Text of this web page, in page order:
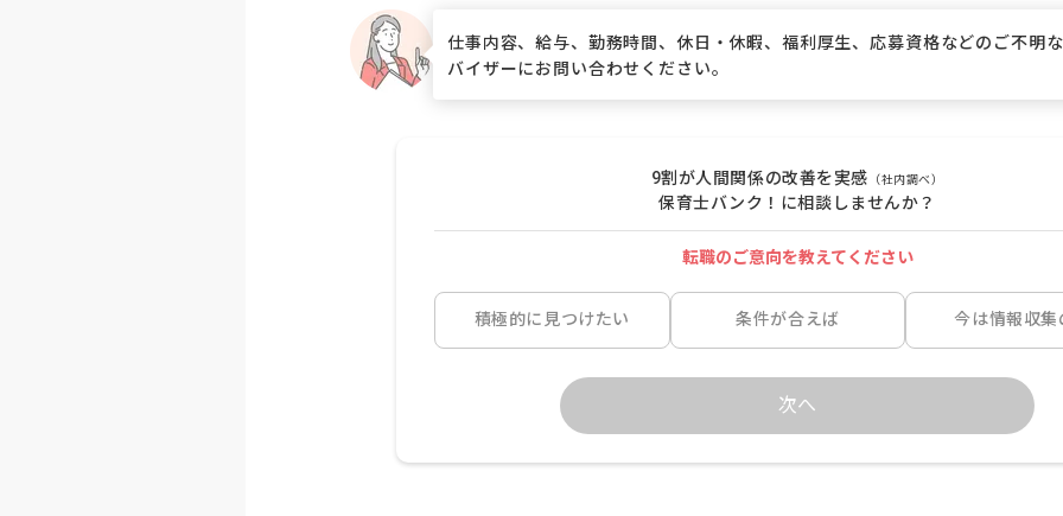
仕事内容、給与、勤務時間、休日・休暇、福利厚生、応募資格などのご不明
バイザーにお問い合わせください。
9割が人間関係の改善を実感 （社内調べ）
保育士バンク！に相談しませんか？
転職のご意向を教えてください
積極的に見つけたい 条件が合えば 今は情報収集
次へ